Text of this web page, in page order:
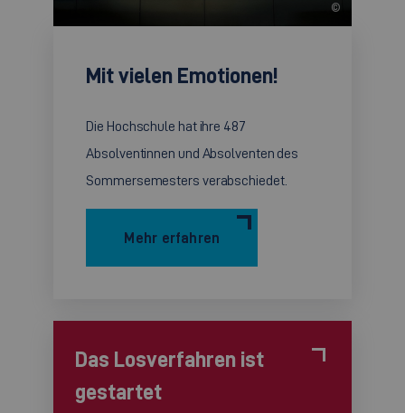
Mit vielen Emotionen!
Die Hochschule hat ihre 487
Absolventinnen und Absolventen des
Sommersemesters verabschiedet.
Mehr erfahren
©
Das Losverfahren ist
gestartet